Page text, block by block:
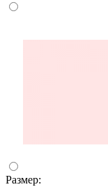
Размер: